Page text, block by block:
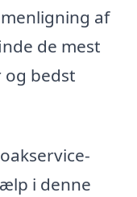
af
de mest
bedst
i denne